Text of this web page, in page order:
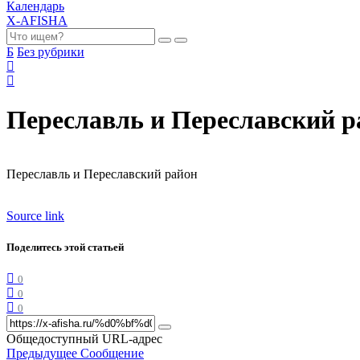
Календарь
X-AFISHA
Б Без рубрики
Переславль и Переславский
Переславль и Переславский район
Source link
Поделитесь этой статьей
0
0
0
Общедоступный URL-адрес
Предыдущее Сообщение